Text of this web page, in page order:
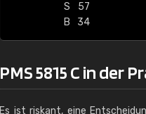
S
57
B
34
PMS 5815 C in der
Es ist riskant, eine